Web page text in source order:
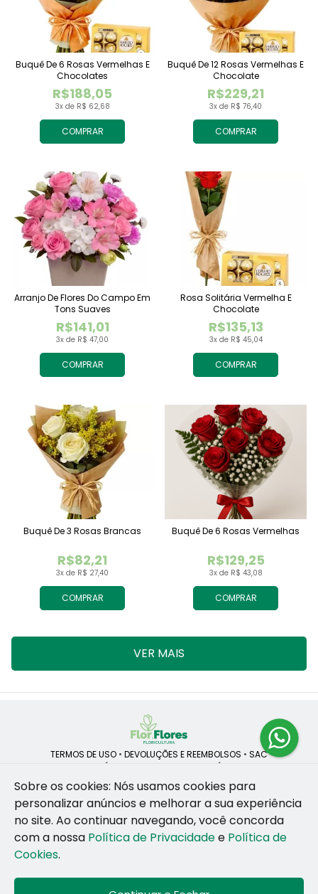
COMPRAR
3x de R$ 62,68
R$188,05
Buquê De 6 Rosas Vermelhas E
Chocolates
COMPRAR
3x de R$ 76,40
R$229,21
Buquê De 12 Rosas Vermelhas E
Chocolate
COMPRAR
3x de R$ 47,00
R$141,01
Arranjo De Flores Do Campo Em
Tons Suaves
COMPRAR
3x de R$ 45,04
R$135,13
Rosa Solitária Vermelha E
Chocolate
COMPRAR
3x de R$ 27,40
R$82,21
Buquê De 3 Rosas Brancas
COMPRAR
3x de R$ 43,08
R$129,25
Buquê De 6 Rosas Vermelhas
VER MAIS
TERMOS DE USO • DEVOLUÇÕES E REEMBOLSOS • SAC
POLÍTICA DE PRIVACIDADE POLÍTICA DE COOKIES
ROSANE CRISTINA LINS DE VESCONCELOS | CNPJ: 55.381.783/0001-92
CAIS SANTA RITA, no SN, BOX 34-35, Sao Jose - Recife - PE - 50020-
© 2024-2026 - Todos os direitos reservados - Desenvolvido por
Sobre os cookies: Nós usamos cookies para
personalizar anúncios e melhorar a sua experiência
no site. Ao continuar navegando, você concorda
com a nossa Política de Privacidadee Política de
Cookies.